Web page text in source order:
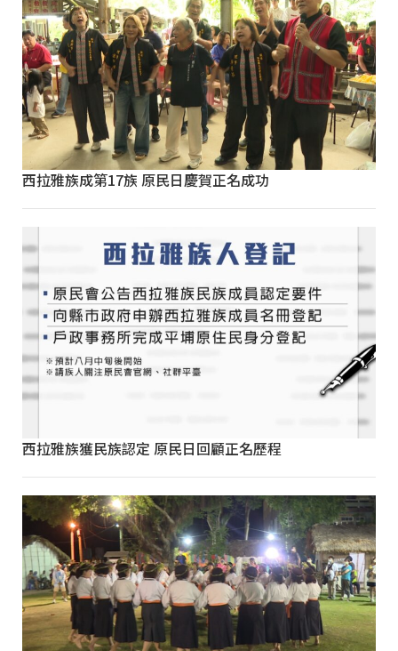
西拉雅族成第17族 原民日慶賀正名成功
西拉雅族獲民族認定 原民日回顧正名歷程